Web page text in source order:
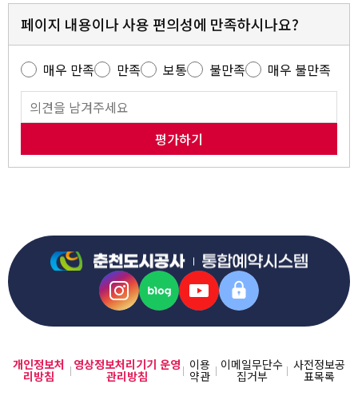
페이지 내용이나 사용 편의성에 만족하시나요?
매우 만족 만족 보통 불만족 매우 불만족
평가하기
개인정보처
리방침
영상정보처리기기 운영
관리방침
이용
약관
이메일무단수
집거부
사전정보공
표목록